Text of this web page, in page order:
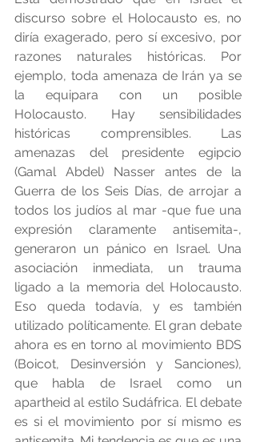
discurso sobre el Holocausto es, no
diría exagerado, pero sí excesivo, por
razones naturales históricas. Por
ejemplo, toda amenaza de Irán ya se
la equipara con un posible
Holocausto. Hay sensibilidades
históricas comprensibles. Las
amenazas del presidente egipcio
(Gamal Abdel) Nasser antes de la
Guerra de los Seis Días, de arrojar a
todos los judíos al mar -que fue una
expresión claramente antisemita-,
generaron un pánico en Israel. Una
asociación inmediata, un trauma
ligado a la memoria del Holocausto.
Eso queda todavía, y es también
utilizado políticamente. El gran debate
ahora es en torno al movimiento BDS
(Boicot, Desinversión y Sanciones),
que habla de Israel como un
apartheid al estilo Sudáfrica. El debate
es si el movimiento por sí mismo es